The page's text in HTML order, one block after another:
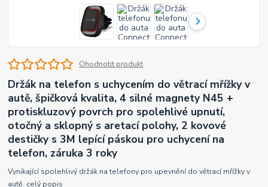
Ohodnotit produkt
Držák na telefon s uchycením do větrací mřížky v
autě, špičková kvalita, 4 silné magnety N45 +
protiskluzový povrch pro spolehlivé upnutí,
otočný a sklopný s aretací polohy, 2 kovové
destičky s 3M lepící páskou pro uchycení na
telefon, záruka 3 roky
Vynikající spolehlivý držák na telefony pro upevnění do větrací mřížky v
autě. celý popis